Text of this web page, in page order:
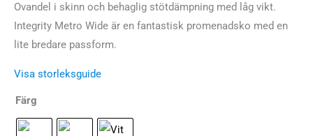
Ovandel i skinn och behaglig stötdämpning med låg vikt.
Integrity Metro Wide är en fantastisk promenadsko med en
lite bredare passform.
Visa storleksguide
Färg